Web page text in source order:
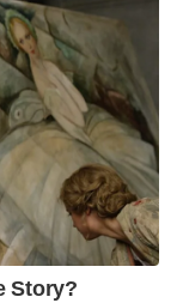
Story?